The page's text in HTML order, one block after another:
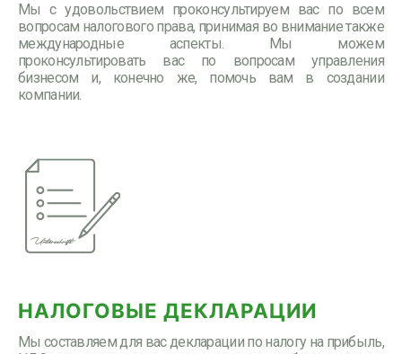
Мы с удовольствием проконсультируем вас по всем
вопросам налогового права, принимая во внимание также
международные аспекты. Мы можем
проконсультировать вас по вопросам управления
бизнесом и, конечно же, помочь вам в создании
компании.
НАЛОГОВЫЕ ДЕКЛАРАЦИИ
Мы составляем для вас декларации по налогу на прибыль,